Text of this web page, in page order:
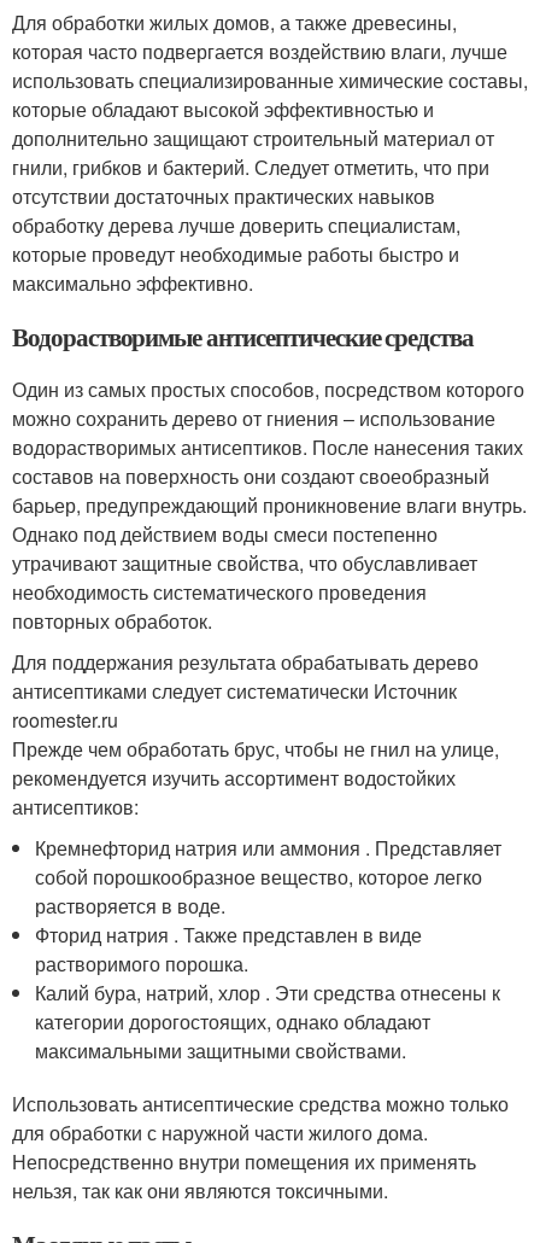
Для обработки жилых домов, а также древесины,
которая часто подвергается воздействию влаги, лучше
использовать специализированные химические составы,
которые обладают высокой эффективностью и
дополнительно защищают строительный материал от
гнили, грибков и бактерий. Следует отметить, что при
отсутствии достаточных практических навыков
обработку дерева лучше доверить специалистам,
которые проведут необходимые работы быстро и
максимально эффективно.
Водорастворимые антисептические средства
Один из самых простых способов, посредством которого
можно сохранить дерево от гниения – использование
водорастворимых антисептиков. После нанесения таких
составов на поверхность они создают своеобразный
барьер, предупреждающий проникновение влаги внутрь.
Однако под действием воды смеси постепенно
утрачивают защитные свойства, что обуславливает
необходимость систематического проведения
повторных обработок.
Для поддержания результата обрабатывать дерево
антисептиками следует систематически Источник
roomester.ru
Прежде чем обработать брус, чтобы не гнил на улице,
рекомендуется изучить ассортимент водостойких
антисептиков:
Кремнефторид натрия или аммония . Представляет
собой порошкообразное вещество, которое легко
растворяется в воде.
Фторид натрия . Также представлен в виде
растворимого порошка.
Калий бура, натрий, хлор . Эти средства отнесены к
категории дорогостоящих, однако обладают
максимальными защитными свойствами.
Использовать антисептические средства можно только
для обработки с наружной части жилого дома.
Непосредственно внутри помещения их применять
нельзя, так как они являются токсичными.